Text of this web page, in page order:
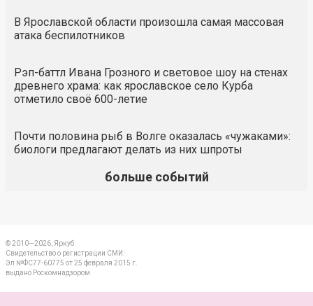
В Ярославской области произошла самая массовая
атака беспилотников
Рэп-баттл Ивана Грозного и световое шоу на стенах
древнего храма: как ярославское село Курба
отметило своё 600-летие
Почти половина рыб в Волге оказалась «чужаками»:
биологи предлагают делать из них шпроты
больше событий
© 2010—2026, Яркуб
Свидетельство о регистрации СМИ:
Эл №ФС77-60775 от 25 февраля 2015 г.
выдано Роскомнадзором